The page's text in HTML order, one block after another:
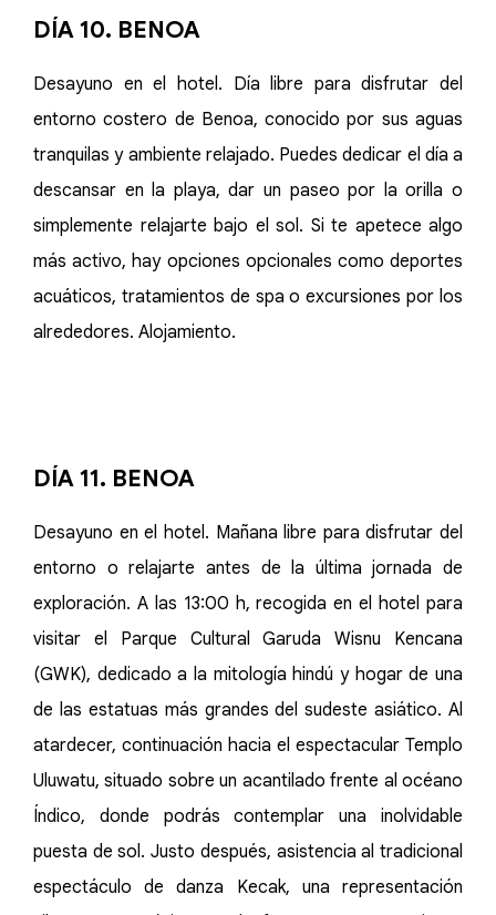
DÍA 10. BENOA
Desayuno en el hotel. Día libre para disfrutar del
entorno costero de Benoa, conocido por sus aguas
tranquilas y ambiente relajado. Puedes dedicar el día a
descansar en la playa, dar un paseo por la orilla o
simplemente relajarte bajo el sol. Si te apetece algo
más activo, hay opciones opcionales como deportes
acuáticos, tratamientos de spa o excursiones por los
alrededores. Alojamiento.
DÍA 11. BENOA
Desayuno en el hotel. Mañana libre para disfrutar del
entorno o relajarte antes de la última jornada de
exploración. A las 13:00 h, recogida en el hotel para
visitar el Parque Cultural Garuda Wisnu Kencana
(GWK), dedicado a la mitología hindú y hogar de una
de las estatuas más grandes del sudeste asiático. Al
atardecer, continuación hacia el espectacular Templo
Uluwatu, situado sobre un acantilado frente al océano
Índico, donde podrás contemplar una inolvidable
puesta de sol. Justo después, asistencia al tradicional
espectáculo de danza Kecak, una representación